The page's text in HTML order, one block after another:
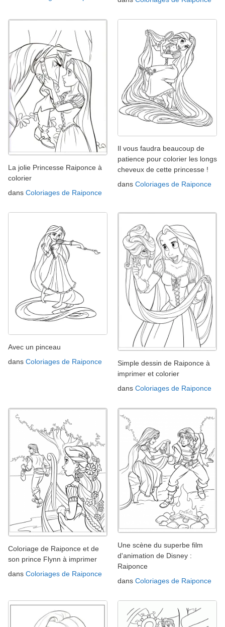
La jolie Princesse Raiponce à
colorier
dans Coloriages de Raiponce
Il vous faudra beaucoup de
patience pour colorier les longs
cheveux de cette princesse !
dans Coloriages de Raiponce
Avec un pinceau
dans Coloriages de Raiponce
Simple dessin de Raiponce à
imprimer et colorier
dans Coloriages de Raiponce
Coloriage de Raiponce et de
son prince Flynn à imprimer
dans Coloriages de Raiponce
Une scène du superbe film
d'animation de Disney :
Raiponce
dans Coloriages de Raiponce